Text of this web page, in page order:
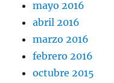
mayo 2016
abril 2016
marzo 2016
febrero 2016
octubre 2015